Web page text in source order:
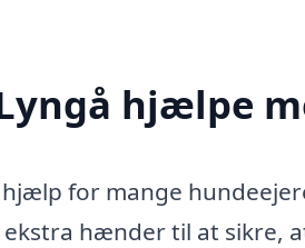
hjælpe
for mange
hænder til at sikre,